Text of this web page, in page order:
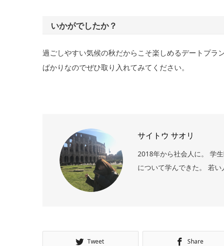
いかがでしたか？
過ごしやすい気候の秋だからこそ楽しめるデートプラ
ばかりなのでぜひ取り入れてみてください。
サイトウ サオリ
2018年から社会人に。 学
について学んできた。 若
Tweet Share